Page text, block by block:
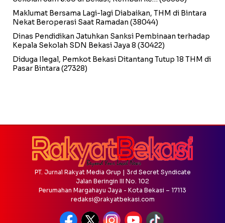
Maklumat Bersama Lagi-lagi Diabaikan, THM di Bintara
Nekat Beroperasi Saat Ramadan (38044)
Dinas Pendidikan Jatuhkan Sanksi Pembinaan terhadap
Kepala Sekolah SDN Bekasi Jaya 8 (30422)
Diduga Ilegal, Pemkot Bekasi Ditantang Tutup 18 THM di
Pasar Bintara (27328)
PT. Jurnal Rakyat Media Grup | 3rd Secret Syndicate
Jalan Beringin III No. 102
Perumahan Margahayu Jaya - Kota Bekasi – 17113
redaksi@rakyatbekasi.com